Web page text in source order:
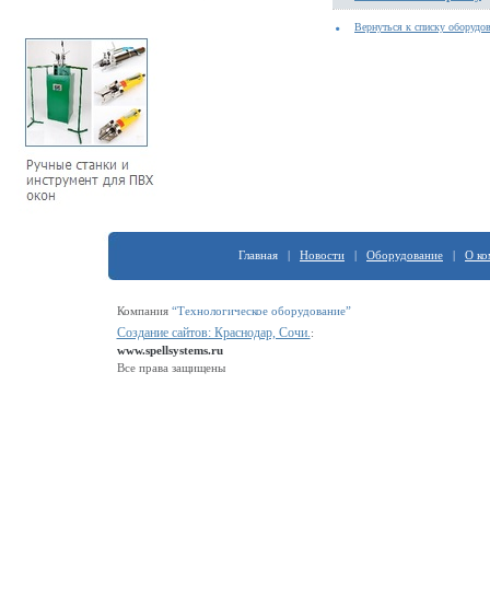
Вернуться к списку
Главная | Новости | Оборудование | О
Компания “Технологическое оборудование”
Создание сайтов: Краснодар, Сочи.:
www.spellsystems.ru
Все права защищены